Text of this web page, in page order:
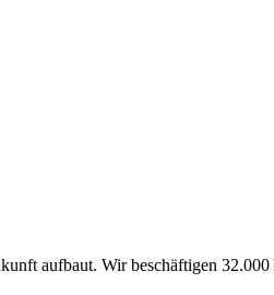
aufbaut. Wir beschäftigen